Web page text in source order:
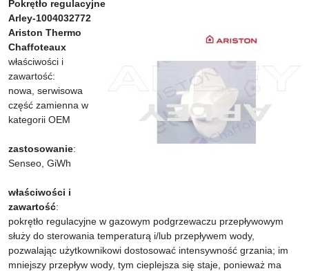
Pokrętło regulacyjne
Arley-1004032772
Ariston Thermo
Chaffoteaux
właściwości i
zawartość:
nowa, serwisowa
część zamienna w
kategorii OEM
zastosowanie:
Senseo, GiWh
właściwości i
zawartość:
pokrętło regulacyjne w gazowym podgrzewaczu przepływowym
służy do sterowania temperaturą i/lub przepływem wody,
pozwalając użytkownikowi dostosować intensywność grzania; im
mniejszy przepływ wody, tym cieplejsza się staje, ponieważ ma